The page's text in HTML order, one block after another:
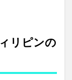
リピンの